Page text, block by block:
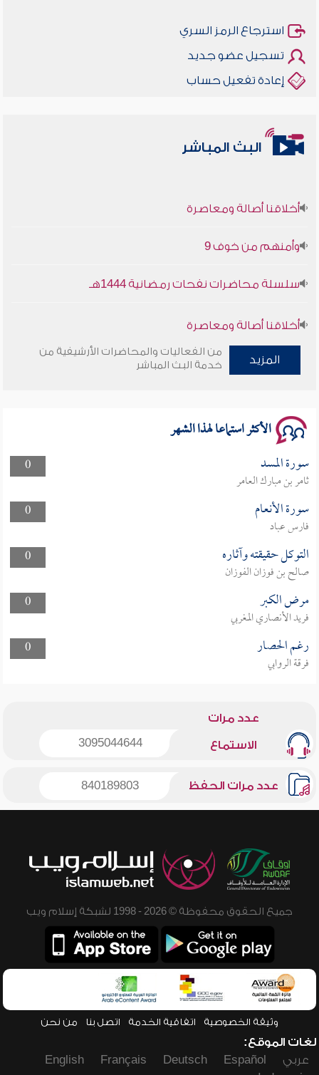
استرجاع الرمز السري
تسجيل عضو جديد
إعادة تفعيل حساب
البث المباشر
أخلاقنا أصالة ومعاصرة
وأمنهم من خوف 9
سلسلة محاضرات نفحات رمضانية 1444هـ
أخلاقنا أصالة ومعاصرة
وأمنهم من خوف 9
المزيد
من الفعاليات والمحاضرات الأرشيفية من
خدمة البث المباشر
الأكثر استماعا لهذا الشهر
0 سورة المسد
ثامر بن مبارك العامر
0
سورة الأنعام
فارس عباد
0
التوكل حقيقته وآثاره
صالح بن فوزان الفوزان
0
مرض الكبر
فريد الأنصاري المغربي
0
رغم الحصار
فرقة الروابي
عدد مرات
الاستماع 3095044644
عدد مرات الحفظ 840189803
جميع الحقوق محفوظة © 2026 - 1998 لشبكة إسلام ويب
وثيقة الخصوصية اتفاقية الخدمة اتصل بنا من نحن
لغات الموقع:
عربي
Español
Deutsch
Français
English